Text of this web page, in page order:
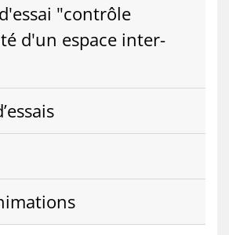
"contrôle
d'un es­pace in­ter­